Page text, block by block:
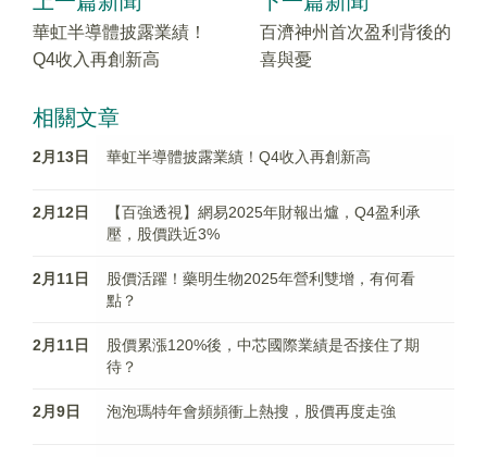
華虹半導體披露業績！
Q4收入再創新高
百濟神州首次盈利背後的
喜與憂
相關文章
2月13日 華虹半導體披露業績！Q4收入再創新高
2月12日
【百強透視】網易2025年財報出爐，Q4盈利承
壓，股價跌近3%
2月11日
股價活躍！藥明生物2025年營利雙增，有何看
點？
2月11日
股價累漲120%後，中芯國際業績是否接住了期
待？
2月9日 泡泡瑪特年會頻頻衝上熱搜，股價再度走強